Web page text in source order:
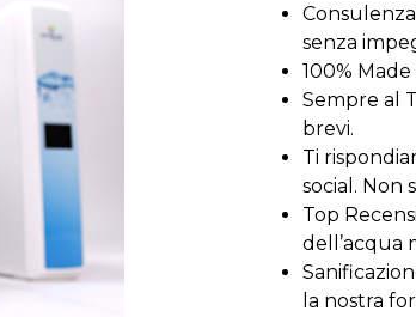
senza
100% Made
Sempre al
brevi.
Ti
social. Non
Top
dell’acqua
la nostra